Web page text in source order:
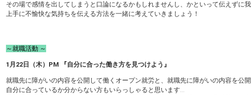
その場で感情を出してしまうと口論になるかもしれませんし、かといって伝えずに
上手に不愉快な気持ちを伝える方法を一緒に考えていきましょう！
～就職活動 ～
1月22日（木）PM 『自分に合った働き方を見つけよう』
就職先に障がいの内容を公開して働くオープン就労と、就職先に障がいの内容を公
自分に合っているか分からない方もいらっしゃると思います…